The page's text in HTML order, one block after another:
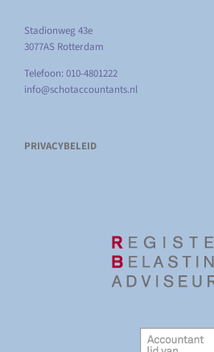
Stadionweg 43e
3077AS Rotterdam
Telefoon: 010-4801222
info@schotaccountants.nl
PRIVACYBELEID